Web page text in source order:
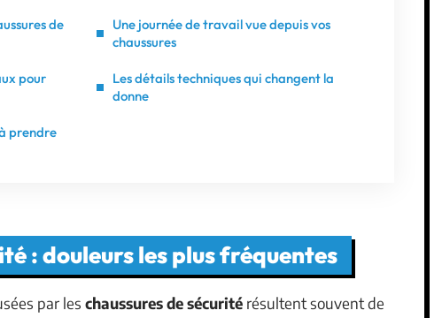
de
pour
prendre
Une journée de travail vue depuis vos
chaussures
Les détails techniques qui changent la
donne
: douleurs les plus fréquentes
par les chaussures de sécurité résultent souvent de